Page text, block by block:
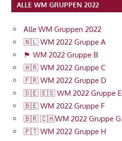
ALLE WM GRUPPEN 2022
Alle WM Gruppen 2022
🇳🇱 WM 2022 Gruppe A
🏴󠁧󠁢󠁥󠁮󠁧󠁿 WM 2022 Gruppe B
🇦🇷 WM 2022 Gruppe C
🇫🇷 WM 2022 Gruppe D
🇩🇪 🇪🇸 WM 2022 Gruppe E
🇧🇪 WM 2022 Gruppe F
🇧🇷 🇨🇭WM 2022 Gruppe G
🇵🇹 WM 2022 Gruppe H